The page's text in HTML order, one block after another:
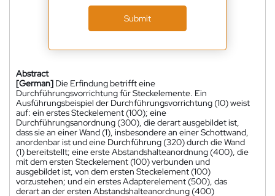
Submit
Abstract
[German] Die Erfindung betrifft eine
Durchführungsvorrichtung für Steckelemente. Ein
Ausführungsbeispiel der Durchführungsvorrichtung (10) weist
auf: ein erstes Steckelement (100); eine
Durchführungsanordnung (300), die derart ausgebildet ist,
dass sie an einer Wand (1), insbesondere an einer Schottwand,
anordenbar ist und eine Durchführung (320) durch die Wand
(1) bereitstellt; eine erste Abstandshalteanordnung (400), die
mit dem ersten Steckelement (100) verbunden und
ausgebildet ist, von dem ersten Steckelement (100)
vorzustehen; und ein erstes Adapterelement (500), das
derart an der ersten Abstandshalteanordnung (400)